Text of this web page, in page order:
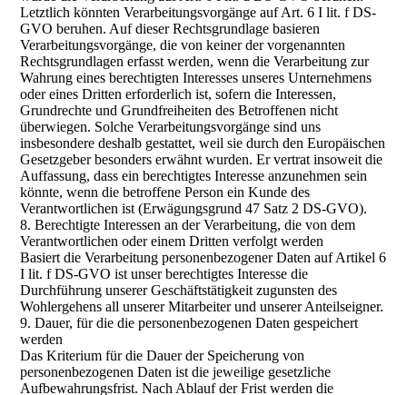
Letztlich könnten Verarbeitungsvorgänge auf Art. 6 I lit. f DS-
GVO beruhen. Auf dieser Rechtsgrundlage basieren
Verarbeitungsvorgänge, die von keiner der vorgenannten
Rechtsgrundlagen erfasst werden, wenn die Verarbeitung zur
Wahrung eines berechtigten Interesses unseres Unternehmens
oder eines Dritten erforderlich ist, sofern die Interessen,
Grundrechte und Grundfreiheiten des Betroffenen nicht
überwiegen. Solche Verarbeitungsvorgänge sind uns
insbesondere deshalb gestattet, weil sie durch den Europäischen
Gesetzgeber besonders erwähnt wurden. Er vertrat insoweit die
Auffassung, dass ein berechtigtes Interesse anzunehmen sein
könnte, wenn die betroffene Person ein Kunde des
Verantwortlichen ist (Erwägungsgrund 47 Satz 2 DS-GVO).
8. Berechtigte Interessen an der Verarbeitung, die von dem
Verantwortlichen oder einem Dritten verfolgt werden
Basiert die Verarbeitung personenbezogener Daten auf Artikel 6
I lit. f DS-GVO ist unser berechtigtes Interesse die
Durchführung unserer Geschäftstätigkeit zugunsten des
Wohlergehens all unserer Mitarbeiter und unserer Anteilseigner.
9. Dauer, für die die personenbezogenen Daten gespeichert
werden
Das Kriterium für die Dauer der Speicherung von
personenbezogenen Daten ist die jeweilige gesetzliche
Aufbewahrungsfrist. Nach Ablauf der Frist werden die